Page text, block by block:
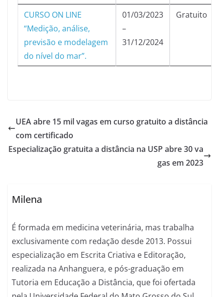
CURSO ON LINE
“Medição, análise,
previsão e modelagem
do nível do mar”.
01/03/2023
–
31/12/2024
Gratuito
UEA abre 15 mil vagas em curso gratuito a distância
com certificado
Especialização gratuita a distância na USP abre 30 va
gas em 2023
Milena
É formada em medicina veterinária, mas trabalha
exclusivamente com redação desde 2013. Possui
especialização em Escrita Criativa e Editoração,
realizada na Anhanguera, e pós-graduação em
Tutoria em Educação a Distância, que foi ofertada